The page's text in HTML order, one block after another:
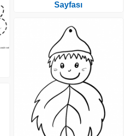
Sayfası